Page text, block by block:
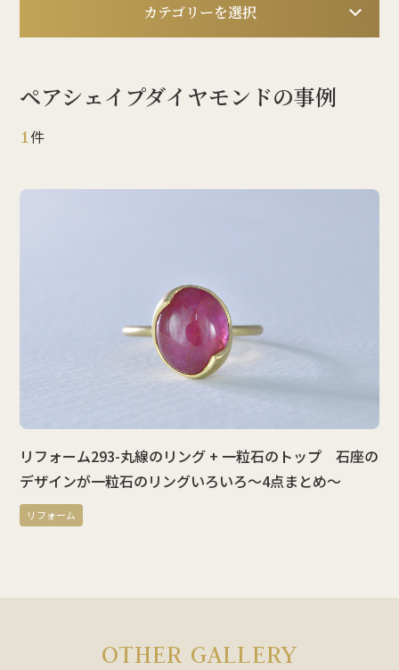
カテゴリーを選択
ペアシェイプダイヤモンドの事例
1件
リフォーム293-丸線のリング + 一粒石のトップ 石座の
デザインが一粒石のリングいろいろ～4点まとめ～
リフォーム
OTHER GALLERY